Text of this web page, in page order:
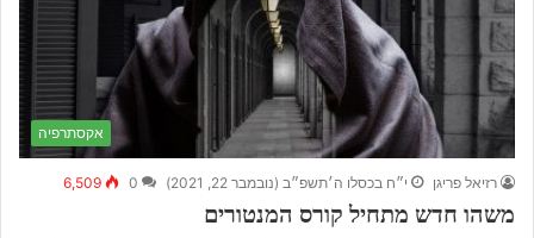
אקסתרפיה
רזיאל פריגן י״ח בכסלו ה׳תשפ״ב (נובמבר 22, 2021) 0
6,509
משהו חדש מתחיל קורס המנטורים